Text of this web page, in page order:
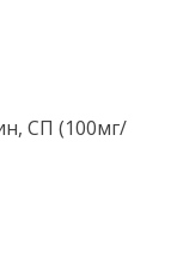
СП (100мг/